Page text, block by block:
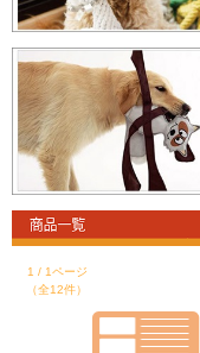
1 / 1ページ
（全12件）